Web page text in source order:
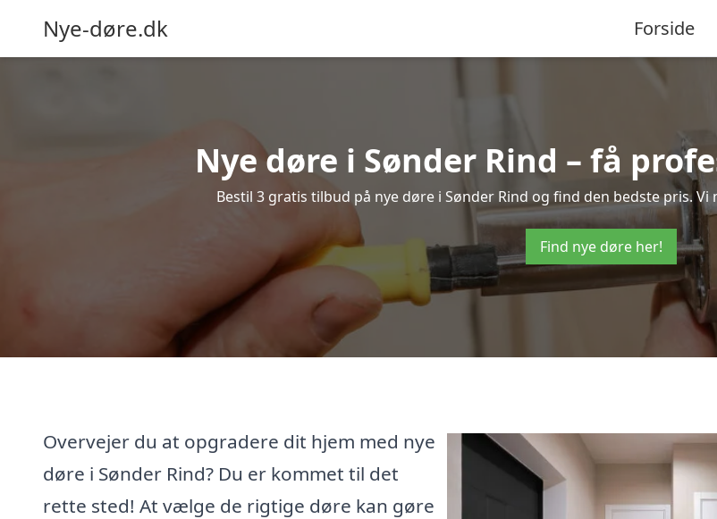
Nye-døre.dk Forside
Nye døre i Sønder Rind – få
Bestil 3 gratis tilbud på nye døre i Sønder Rind og find den bedste pris.
Find nye døre her!
Overvejer du at opgradere dit hjem med nye
døre i Sønder Rind? Du er kommet til det
rette sted! At vælge de rigtige døre kan gøre